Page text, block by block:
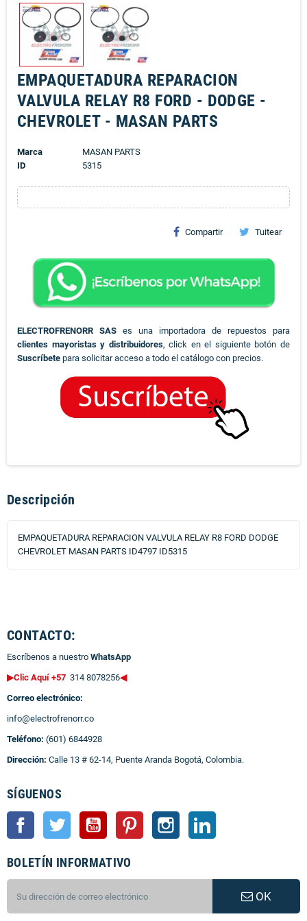
EMPAQUETADURA REPARACION
VALVULA RELAY R8 FORD - DODGE -
CHEVROLET - MASAN PARTS
Marca
MASAN PARTS
ID
5315
Compartir Tuitear
ELECTROFRENORR SAS es una importadora de repuestos para
clientes mayoristas y distribuidores, click en el siguiente botón de
Suscríbete para solicitar acceso a todo el catálogo con precios.
Descripción
EMPAQUETADURA REPARACION VALVULA RELAY R8 FORD DODGE
CHEVROLET MASAN PARTS ID4797 ID5315
CONTACTO:
Escríbenos a nuestro WhatsApp
▶Clic Aquí +57 314 8078256◀
Correo electrónico:
info@electrofrenorr.co
Teléfono: (601) 6844928
Dirección: Calle 13 # 62-14, Puente Aranda Bogotá, Colombia.
SÍGUENOS
Facebook Twitter YouTube Pinterest Instagram
BOLETÍN INFORMATIVO
OK